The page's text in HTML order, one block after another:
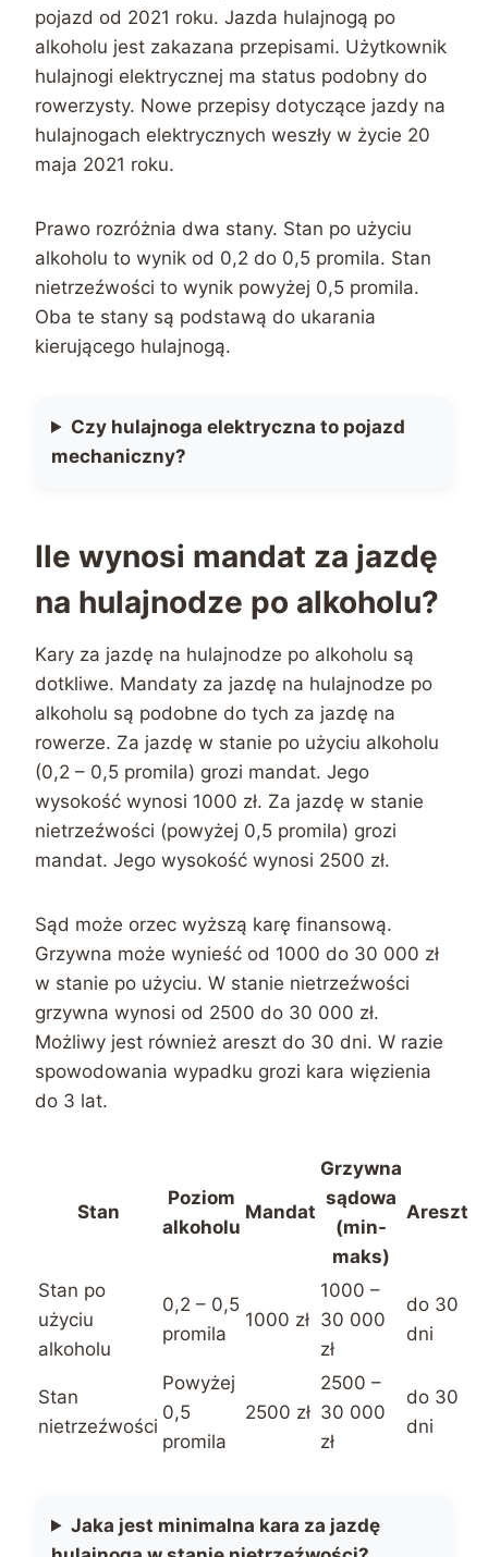
pojazd od 2021 roku. Jazda hulajnogą po
alkoholu jest zakazana przepisami. Użytkownik
hulajnogi elektrycznej ma status podobny do
rowerzysty. Nowe przepisy dotyczące jazdy na
hulajnogach elektrycznych weszły w życie 20
maja 2021 roku.
Prawo rozróżnia dwa stany. Stan po użyciu
alkoholu to wynik od 0,2 do 0,5 promila. Stan
nietrzeźwości to wynik powyżej 0,5 promila.
Oba te stany są podstawą do ukarania
kierującego hulajnogą.
Czy hulajnoga elektryczna to pojazd
mechaniczny?
Ile wynosi mandat za jazdę
na hulajnodze po alkoholu?
Kary za jazdę na hulajnodze po alkoholu są
dotkliwe. Mandaty za jazdę na hulajnodze po
alkoholu są podobne do tych za jazdę na
rowerze. Za jazdę w stanie po użyciu alkoholu
(0,2 – 0,5 promila) grozi mandat. Jego
wysokość wynosi 1000 zł. Za jazdę w stanie
nietrzeźwości (powyżej 0,5 promila) grozi
mandat. Jego wysokość wynosi 2500 zł.
Sąd może orzec wyższą karę finansową.
Grzywna może wynieść od 1000 do 30 000 zł
w stanie po użyciu. W stanie nietrzeźwości
grzywna wynosi od 2500 do 30 000 zł.
Możliwy jest również areszt do 30 dni. W razie
spowodowania wypadku grozi kara więzienia
do 3 lat.
Stan
Poziom
alkoholu
Mandat
Grzywna
sądowa
(min-
maks)
Areszt
Stan po
użyciu
alkoholu
0,2 – 0,5
promila
1000 zł
1000 –
30 000
zł
do 30
dni
Stan
nietrzeźwości
Powyżej
0,5
promila
2500 zł
2500 –
30 000
zł
do 30
dni
Jaka jest minimalna kara za jazdę